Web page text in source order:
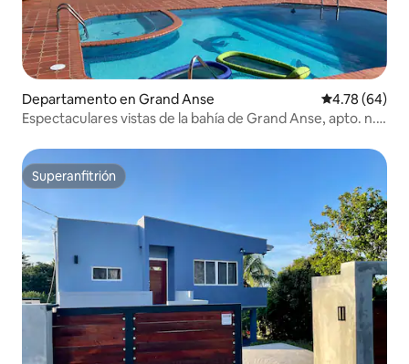
Departamento en Grand Anse Calificación
4.78 (64)
Espectaculares vistas de la bahía de Grand Anse, apto. n.º
Superanfitrión
Superanfitrión